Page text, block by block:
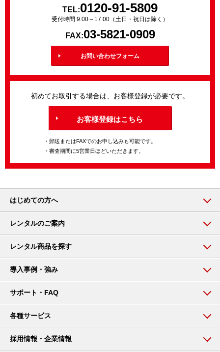
TEL:0120-91-5809
受付時間 9:00～17:00（土日・祝日は除く）
FAX:03-5821-0909
お問い合わせフォーム
初めてお取引する場合は、お客様登録が必要です。
お客様登録はこちら
・郵送またはFAXでのお申し込みも可能です。
・審査期間に5営業日ほどいただきます。
はじめての方へ
レンタルのご案内
レンタル商品を探す
導入事例・強み
サポート・FAQ
各種サービス
採用情報・企業情報